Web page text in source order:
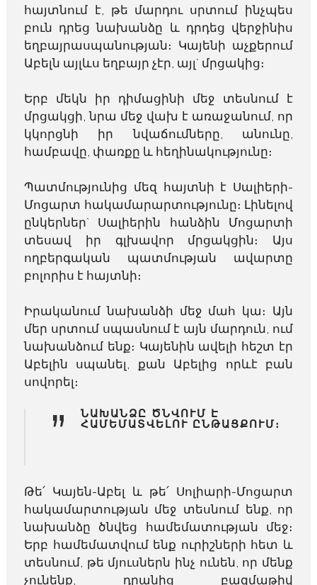
հայտնում է, թե մարդու սրտում ինչպես
բուն դրեց նախանձը և դրդեց վերջինիս
եղբայրասպանության։ Կայենի աչքերում
Աբելն այլևս եղբայր չէր, այլ` մրցակից։
Երբ մեկն իր դիմացինի մեջ տեսնում է
մրցակցի, նրա մեջ վախ է առաջանում, որ
կկորցնի իր նվաճումները, անունը,
համբավը, փառքը և հեղինակությունը։
Պատմությունից մեզ հայտնի է Սալիերի-
Մոցարտ հակամարարտությունը։ Լինելով
ընկերներ` Սալիերին հանձին Մոցարտի
տեսավ իր գլխավոր մրցակցին։ Այս
ողբերգական պատմության ավարտը
բոլորիս է հայտնի։
Իրականում նախանձի մեջ մահ կա։ Այն
մեր սրտում սպասնում է այն մարդուն, ում
նախանձում ենք։ Կայենին ավելի հեշտ էր
Աբելին սպանել, քան Աբելից որևէ բան
սովորել։
”
ՆԱԽԱՆՁԸ ԾՆՎՈՒՄ Է
ՀԱՄԵՄԱՏՎԵԼՈՒ ԸՆԹԱՑՔՈՒՄ։
Թե՛ Կայեն-Աբել և թե՛ Սոլիարի-Մոցարտ
հակամարտության մեջ տեսնում ենք, որ
նախանձը ծնվեց համեմատության մեջ։
Երբ համեմատվում ենք ուրիշների հետ և
տեսնում, թե մյուսներն ինչ ունեն, որ մենք
չունենք, դրանից բազմաթիվ